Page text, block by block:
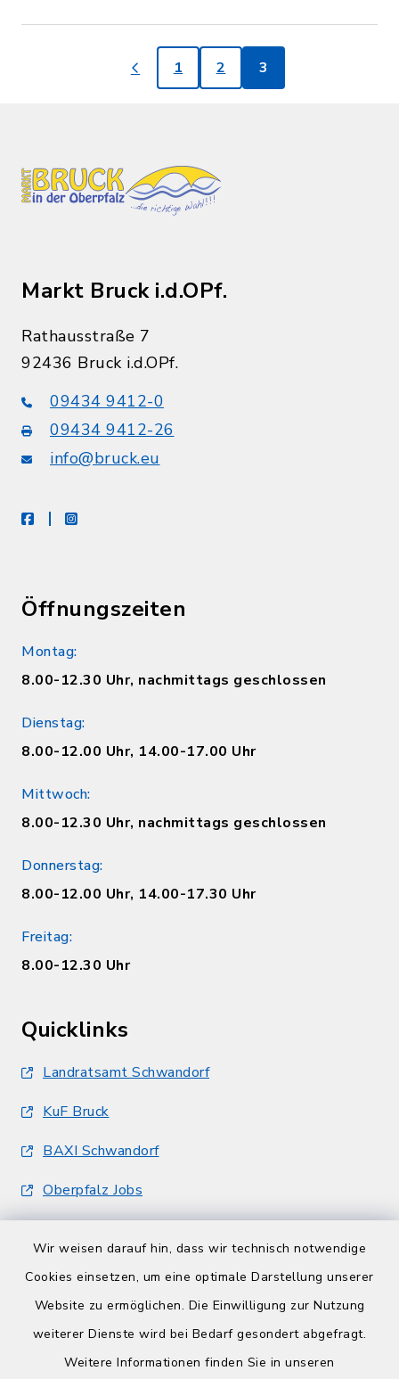
Wir weisen darauf hin, dass wir technisch notwendige
Cookies einsetzen, um eine optimale Darstellung unserer
Website zu ermöglichen. Die Einwilligung zur Nutzung
weiterer Dienste wird bei Bedarf gesondert abgefragt.
Weitere Informationen finden Sie in unseren
1 2 3
Markt Bruck i.d.OPf.
Rathausstraße 7
92436 Bruck i.d.OPf.
09434 9412-0
09434 9412-26
info@bruck.eu
facebookinstagram
Öffnungszeiten
Montag:
8.00-12.30 Uhr, nachmittags geschlossen
Dienstag:
8.00-12.00 Uhr, 14.00-17.00 Uhr
Mittwoch:
8.00-12.30 Uhr, nachmittags geschlossen
Donnerstag:
8.00-12.00 Uhr, 14.00-17.30 Uhr
Freitag:
8.00-12.30 Uhr
Quicklinks
Landratsamt Schwandorf
KuF Bruck
BAXI Schwandorf
Oberpfalz Jobs
Barrierefreiheit